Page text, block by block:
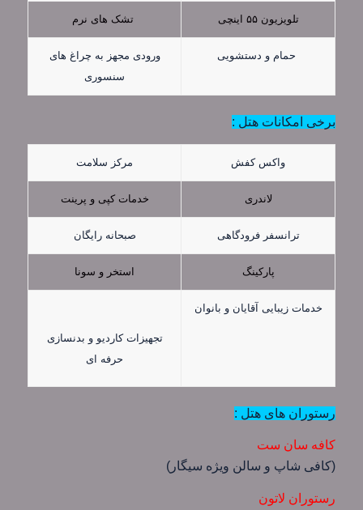
تلویزیون ۵۵ اینچی تشک های نرم
حمام و دستشویی
ورودی مجهز به چراغ های
سنسوری
برخی امکانات هتل :
واکس کفش مرکز سلامت
لاندری خدمات کپی و پرینت
ترانسفر فرودگاهی صبحانه رایگان
پارکینگ استخر و سونا
خدمات زیبایی آقایان و بانوان
تجهیزات کاردیو و بدنسازی
حرفه ای
رستوران های هتل :
کافه سان ست
(کافی شاپ و سالن ویژه سیگار)
رستوران لاتون